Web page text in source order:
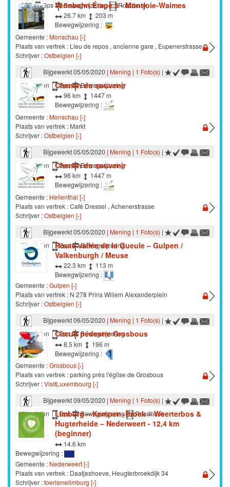
STB Gps Bewegwijzering Roadbook
Vennbahn Étape 3 - Montjoie-Waimes
26.7 km
203 m
Bewegwijzering :
Gemeente :Monschau [›]
Plaats van vertrek : Lieu de repos , ancienne gare , Eupenerstrasse
Schrijver :Ostbelgien [›]
Bijgewerkt 05/05/2020 | Mening | 1 Foto(s) |
Wandelen
Gps Bewegwijzering
Chemin du souvenir
96 km
1447 m
Bewegwijzering :
Gemeente :Monschau [›]
Plaats van vertrek : Markt
Schrijver :Ostbelgien [›]
Bijgewerkt 05/05/2020 | Mening | 1 Foto(s) |
Wandelen
Gps Bewegwijzering
Chemin du souvenir
96 km
1447 m
Bewegwijzering :
Gemeente : Hellenthal [›]
Plaats van vertrek : Café Dressel , Achenerstrasse
Schrijver :Ostbelgien [›]
Bijgewerkt 05/05/2020 | Mening | 1 Foto(s) |
Wandelen
Gps Bewegwijzering
Route vallée de la Gueule – Gulpen /
Valkenburgh / Meuse
22.3 km
113 m
Bewegwijzering :
Gemeente :Gulpen [›]
Plaats van vertrek : N 278 Prins Willem Alexanderplein
Schrijver :Ostbelgien [›]
Bijgewerkt 06/05/2020 | Mening | 1 Foto(s) |
Wandelen
Gps Bewegwijzering
Circuit pédestre Grosbous
8.5 km
196 m
Bewegwijzering :
Gemeente :Grosbous [›]
Plaats van vertrek : parking près l'église de Grosbous
Schrijver :VisitLuxembourg [›]
Bijgewerkt 09/05/2020 | Mening | 1 Foto(s) |
Wandelen
Gps Bewegwijzering Roadbook
Limburg – Kempen~Broek – Weerterbos &
Hugterheide – Nederweert - 12,4 km
(beginner)
14.6 km
Bewegwijzering :
Gemeente : Nederweert [›]
Plaats van vertrek : Daatjeshoeve, Heugterbroekdijk 34
Schrijver :toerismelimburg [›]